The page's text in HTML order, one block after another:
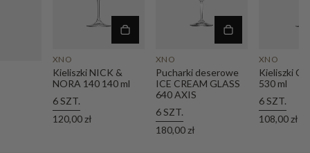
XNO
Kieliszki NICK &
NORA 140 140 ml
6 SZT.
120,00 zł
XNO
Pucharki deserowe
ICE CREAM GLASS
640 AXIS
6 SZT.
180,00 zł
XNO
Kieliszki
530 ml
6 SZT.
108,00 zł